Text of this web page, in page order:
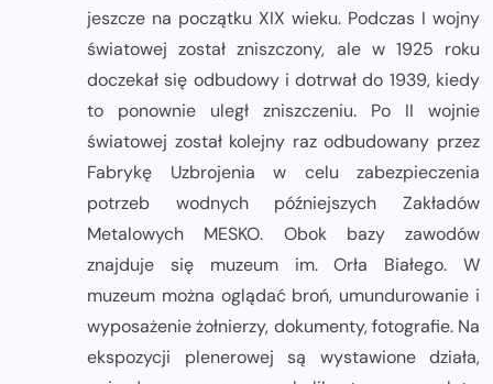
jeszcze na początku XIX wieku. Podczas I wojny
światowej został zniszczony, ale w 1925 roku
doczekał się odbudowy i dotrwał do 1939, kiedy
to ponownie uległ zniszczeniu. Po II wojnie
światowej został kolejny raz odbudowany przez
Fabrykę Uzbrojenia w celu zabezpieczenia
potrzeb wodnych późniejszych Zakładów
Metalowych MESKO. Obok bazy zawodów
znajduje się muzeum im. Orła Białego. W
muzeum można oglądać broń, umundurowanie i
wyposażenie żołnierzy, dokumenty, fotografie. Na
ekspozycji plenerowej są wystawione działa,